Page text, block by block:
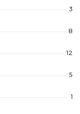
3
8
12
5
1